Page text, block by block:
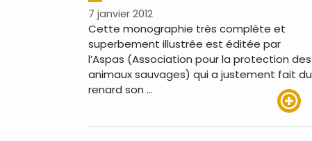
7 janvier 2012
Cette monographie très complète et
superbement illustrée est éditée par
l’Aspas (Association pour la protection des
animaux sauvages) qui a justement fait du
renard son …